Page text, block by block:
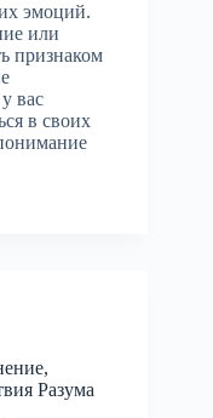
эмоций.
или
признаком
вас
в своих
Разума